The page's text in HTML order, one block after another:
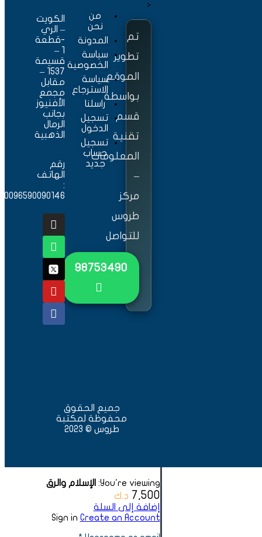
<
تم
تطوير
الموقع
بواسطة
قسم
تقنية
المعلومات
–
مركز
طروس
للتواصل
٩٨٧٥٣٤٩٠
من
نحن
المدونة
سياسة
الخصوصية
سياسة
الاسترجاع
راسلنا
تسجيل
الدخول
تسجيل
حساب
جديد
الكويت
– الري
-قطعة
1 –
قسيمة
1537 –
مقابل
مجمع
الأفنيوز
بجانب
الرمال
الذهبية
رقم
الهاتف
:
0096590090146
جميع الحقوق
محفوظة لمكتبة
طروس © 2023
You're viewing: الإسلام والرق
7,500 د.ك
إضافة إلى السلة
Sign in Create an Account